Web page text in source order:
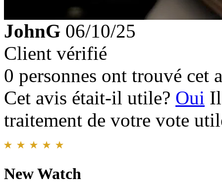
JohnG 06/10/25
Client vérifié
0 personnes ont trouvé cet
Cet avis était-il utile? Oui
traitement de votre vote
New Watch